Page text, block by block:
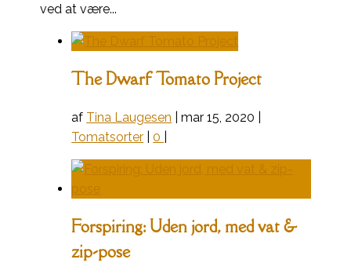
ved at være...
The Dwarf Tomato Project
af Tina Laugesen |mar 15, 2020
Tomatsorter |0
Forspiring: Uden jord, med vat &
zip-pose